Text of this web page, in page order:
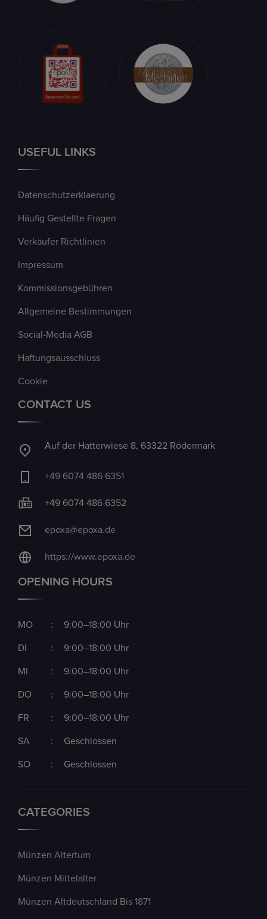
USEFUL LINKS
Datenschutzerklaerung
Häufig Gestellte Fragen
Verkäufer Richtlinien
Impressum
Kommissionsgebühren
Allgemeine Bestimmungen
Social-Media AGB
Haftungsausschluss
Cookie
CONTACT US
Auf der Hatterwiese 8, 63322 Rödermark
+49 6074 486 6351
+49 6074 486 6352
epoxa@epoxa.de
https://www.epoxa.de
OPENING HOURS
MO : 9:00–18:00 Uhr
DI : 9:00–18:00 Uhr
MI : 9:00–18:00 Uhr
DO : 9:00–18:00 Uhr
FR : 9:00–18:00 Uhr
SA : Geschlossen
SO : Geschlossen
CATEGORIES
Münzen Altertum
Münzen Mittelalter
Münzen Altdeutschland Bis 1871